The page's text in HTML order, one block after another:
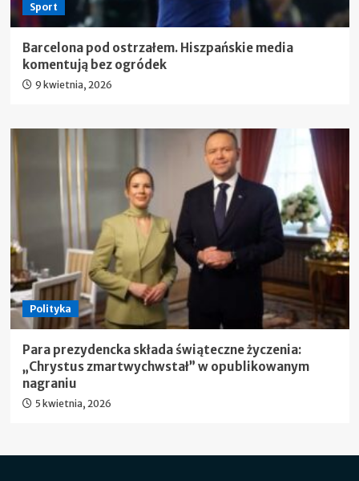
Sport
Barcelona pod ostrzałem. Hiszpańskie media
komentują bez ogródek
9 kwietnia, 2026
Polityka
Para prezydencka składa świąteczne życzenia:
„Chrystus zmartwychwstał” w opublikowanym
nagraniu
5 kwietnia, 2026